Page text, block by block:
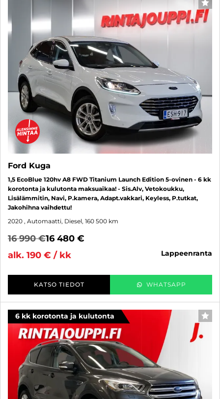
Ford Kuga
1,5 EcoBlue 120hv A8 FWD Titanium Launch Edition 5-ovinen - 6 kk
korotonta ja kulutonta maksuaikaa! - Sis.Alv, Vetokoukku,
Lisälämmitin, Navi, P.kamera, Adapt.vakkari, Keyless, P.tutkat,
Jakohihna vaihdettu!
2020 , Automaatti, Diesel, 160 500 km
16 990 €16 480 €
alk. 190 € / kk
lappeenranta
KATSO TIEDOT WHATSAPP
6 kk korotonta ja kulutonta